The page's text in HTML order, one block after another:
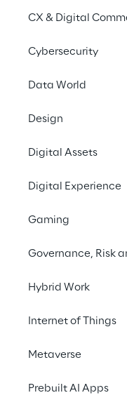
CX & Digital
Cybersecurity
Data World
Design
Digital Assets
Digital Experience
Gaming
Governance, Risk
Hybrid Work
Internet of Things
Metaverse
Prebuilt AI Apps
Le nostre